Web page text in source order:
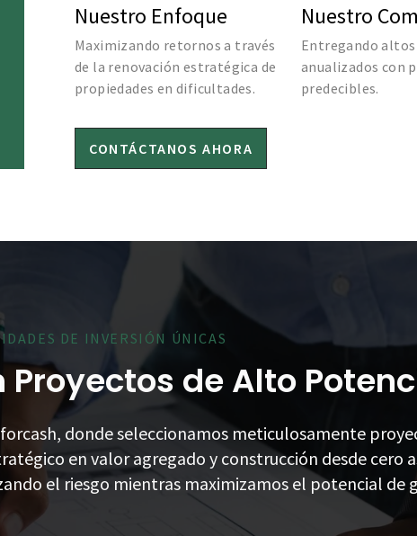
Nuestro Enfoque
Maximizando retornos a través
de la renovación estratégica de
propiedades en dificultades.
Nuestro
Entregando
anualizados con
predecibles.
CONTÁCTANOS AHORA
DE INVERSIÓN ÚNICAS
de Alto
donde seleccionamos meticulosamente
en valor agregado y construcción desde cero
el riesgo mientras maximizamos el potencial de